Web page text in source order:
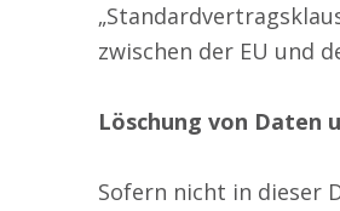
zwischen der EU und
Löschung von Daten
Sofern nicht in dieser